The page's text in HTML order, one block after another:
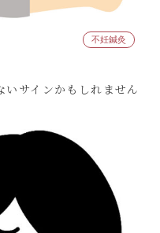
サインかもしれません
不妊鍼灸